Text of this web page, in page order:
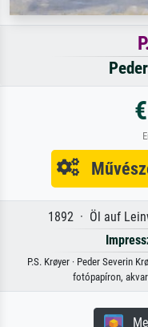
1892 · Öl auf
P.S. Krøyer · Peder Severin
fotópapíron,